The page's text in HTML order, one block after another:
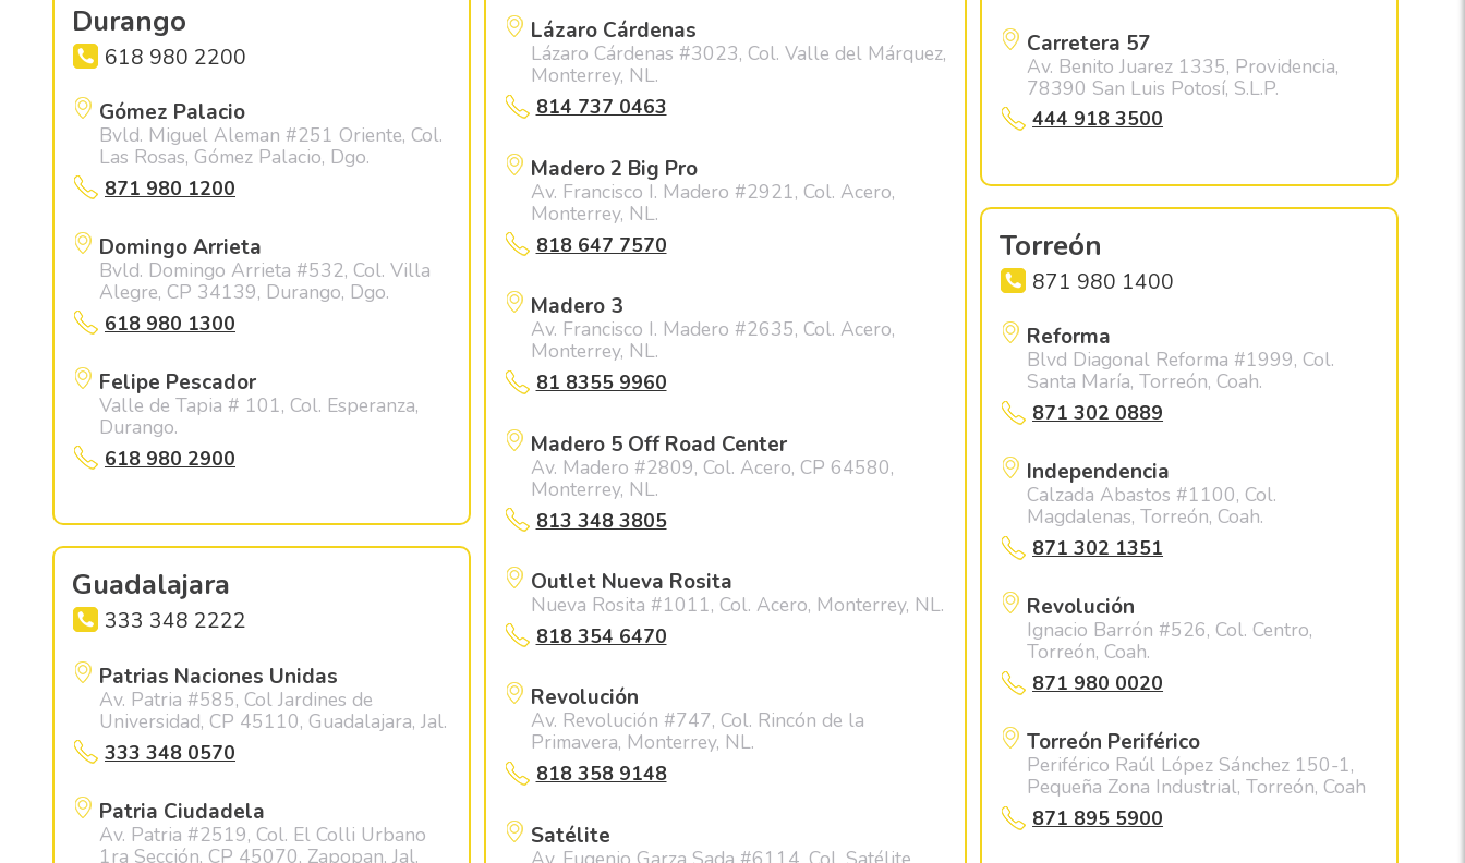
Durango
618 980 2200
Gómez Palacio
Bvld. Miguel Aleman #251 Oriente, Col.
Las Rosas, Gómez Palacio, Dgo.
871 980 1200
Domingo Arrieta
Bvld. Domingo Arrieta #532, Col. Villa
Alegre, CP 34139, Durango, Dgo.
618 980 1300
Felipe Pescador
Valle de Tapia # 101, Col. Esperanza,
Durango.
618 980 2900
Guadalajara
333 348 2222
Patrias Naciones Unidas
Av. Patria #585, Col Jardines de
Universidad, CP 45110, Guadalajara, Jal.
333 348 0570
Patria Ciudadela
Av. Patria #2519, Col. El Colli Urbano
1ra Sección, CP 45070, Zapopan, Jal.
Lázaro Cárdenas
Lázaro Cárdenas #3023, Col. Valle del Márquez,
Monterrey, NL.
814 737 0463
Madero 2 Big Pro
Av. Francisco I. Madero #2921, Col. Acero,
Monterrey, NL.
818 647 7570
Madero 3
Av. Francisco I. Madero #2635, Col. Acero,
Monterrey, NL.
81 8355 9960
Madero 5 Off Road Center
Av. Madero #2809, Col. Acero, CP 64580,
Monterrey, NL.
813 348 3805
Outlet Nueva Rosita
Nueva Rosita #1011, Col. Acero, Monterrey, NL.
818 354 6470
Revolución
Av. Revolución #747, Col. Rincón de la
Primavera, Monterrey, NL.
818 358 9148
Satélite
Carretera 57
Av. Benito Juarez 1335, Providencia,
78390 San Luis Potosí, S.L.P.
444 918 3500
Torreón
871 980 1400
Reforma
Blvd Diagonal Reforma #1999, Col.
Santa María, Torreón, Coah.
871 302 0889
Independencia
Calzada Abastos #1100, Col.
Magdalenas, Torreón, Coah.
871 302 1351
Revolución
Ignacio Barrón #526, Col. Centro,
Torreón, Coah.
871 980 0020
Torreón Periférico
Periférico Raúl López Sánchez 150-1,
Pequeña Zona Industrial, Torreón, Coah
871 895 5900